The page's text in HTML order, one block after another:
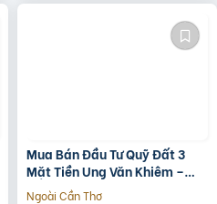
Mua Bán Đầu Tư Quỹ Đất 3
Mặt Tiền Ung Văn Khiêm –
2.122M²
Ngoài Cần Thơ